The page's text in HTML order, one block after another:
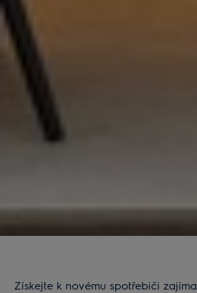
Získejte k novému spotřebiči